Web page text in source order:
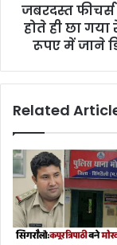
जबरदस्त
होते ही छा
रूपए में जाने
Related